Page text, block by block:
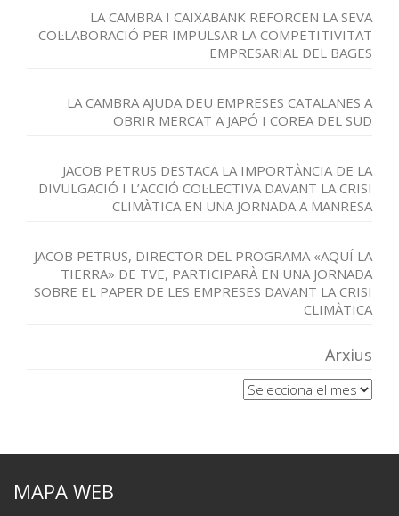
LA CAMBRA I CAIXABANK REFORCEN LA SEVA
COL·LABORACIÓ PER IMPULSAR LA COMPETITIVITAT
EMPRESARIAL DEL BAGES
LA CAMBRA AJUDA DEU EMPRESES CATALANES A
OBRIR MERCAT A JAPÓ I COREA DEL SUD
JACOB PETRUS DESTACA LA IMPORTÀNCIA DE LA
DIVULGACIÓ I L’ACCIÓ COL·LECTIVA DAVANT LA CRISI
CLIMÀTICA EN UNA JORNADA A MANRESA
JACOB PETRUS, DIRECTOR DEL PROGRAMA «AQUÍ LA
TIERRA» DE TVE, PARTICIPARÀ EN UNA JORNADA
SOBRE EL PAPER DE LES EMPRESES DAVANT LA CRISI
CLIMÀTICA
Arxius
Arxius
MAPA WEB